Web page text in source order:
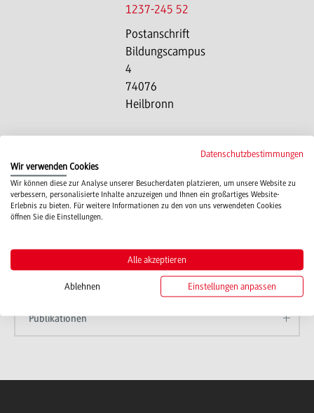
1237-245 52
Postanschrift
Bildungscampus
4
74076
Heilbronn
Zur Person
Fachliche Schwerpunkte
Publikationen
Datenschutzbestimmungen
Wir verwenden Cookies
Wir können diese zur Analyse unserer Besucherdaten platzieren, um unsere Website zu
verbessern, personalisierte Inhalte anzuzeigen und Ihnen ein großartiges Website-
Erlebnis zu bieten. Für weitere Informationen zu den von uns verwendeten Cookies
öffnen Sie die Einstellungen.
Alle akzeptieren
Ablehnen Einstellungen anpassen